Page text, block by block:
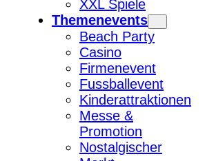
XXL Spiele
Themenevents
Beach Party
Casino
Firmenevent
Fussballevent
Kinderattraktionen
Messe &
Promotion
Nostalgischer